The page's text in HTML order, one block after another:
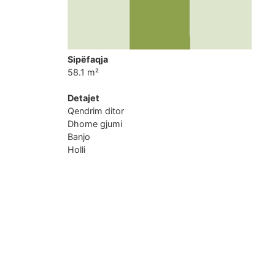
Sipëfaqja
58.1 m²
Detajet
Qendrim ditor
Dhome gjumi
Banjo
Holli